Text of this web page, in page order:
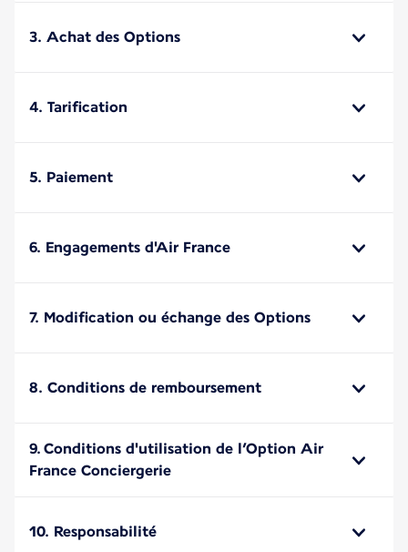
3. Achat des Options
4. Tarification
5. Paiement
6. Engagements d'Air France
7. Modification ou échange des Options
8. Conditions de remboursement
9. Conditions d'utilisation de l’Option Air
France Conciergerie
10. Responsabilité